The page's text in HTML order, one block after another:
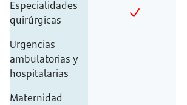
Especialidades
quirúrgicas
Urgencias
ambulatorias y
hospitalarias
Maternidad